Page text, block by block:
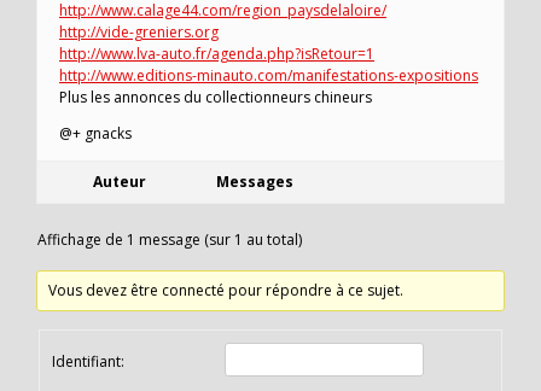
http://www.calage44.com/region_paysdelaloire/
http://vide-greniers.org
http://www.lva-auto.fr/agenda.php?isRetour=1
http://www.editions-minauto.com/manifestations-expositions
Plus les annonces du collectionneurs chineurs
@+ gnacks
Auteur Messages
Affichage de 1 message (sur 1 au total)
Vous devez être connecté pour répondre à ce sujet.
Identifiant: